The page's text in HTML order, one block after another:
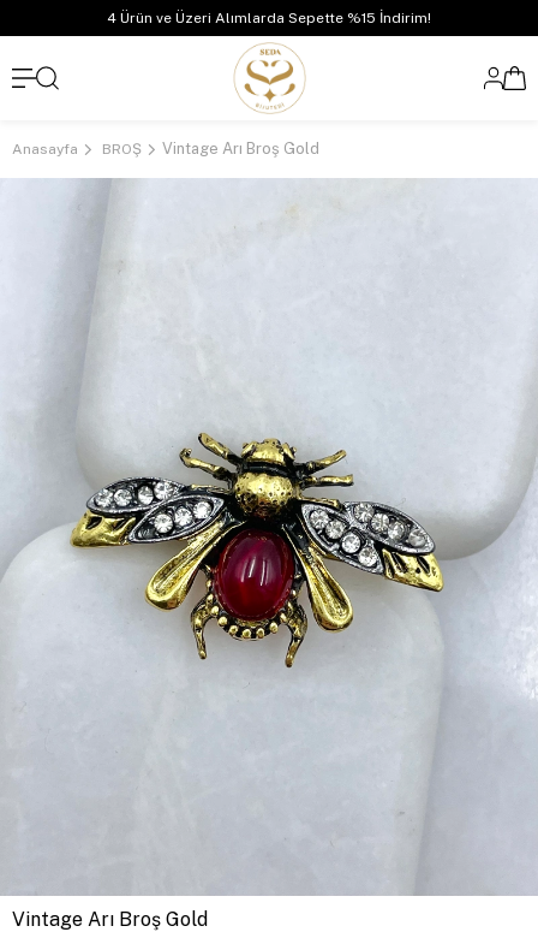
4 Ürün ve Üzeri Alımlarda Sepette %15 İndirim!
Anasayfa BROŞ Vintage Arı Broş Gold
Vintage Arı Broş Gold